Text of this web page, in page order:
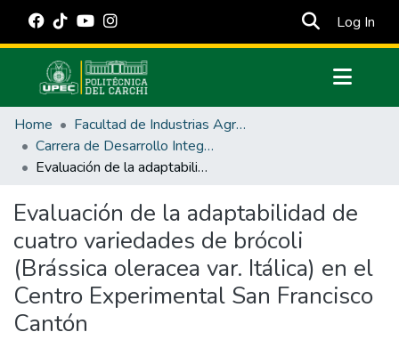
Log In
Communities & Collections
All of DSpace
Statistics
Estadísticas Externas
Manuales
Home
Facultad de Industrias Agropecuarias y Ciencias Ambientales
Carrera de Desarrollo Integral Agropecuario
Evaluación de la adaptabilidad de cuatro variedades de brócoli (Brássica oleracea var. Itálica) en el Centro Experimental San Francisco Cantón
Evaluación de la adaptabilidad de
cuatro variedades de brócoli
(Brássica oleracea var. Itálica) en el
Centro Experimental San Francisco
Cantón